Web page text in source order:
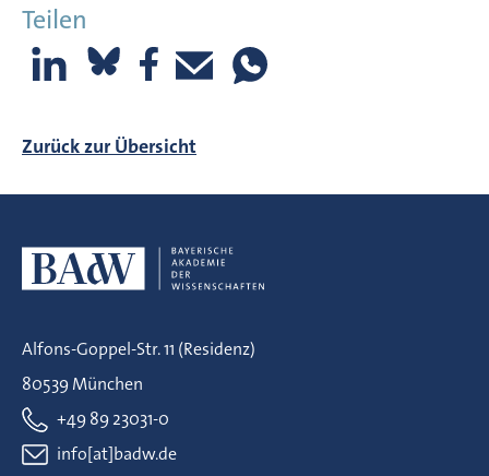
Teilen
Zurück zur Übersicht
Alfons-Goppel-Str. 11 (Residenz)
80539 München
+49 89 23031-0
info[at]badw.de